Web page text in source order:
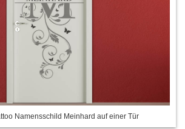
Namensschild Meinhard auf einer Tür